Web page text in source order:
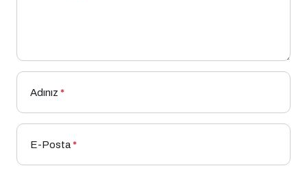
Adınız *
E-Posta*